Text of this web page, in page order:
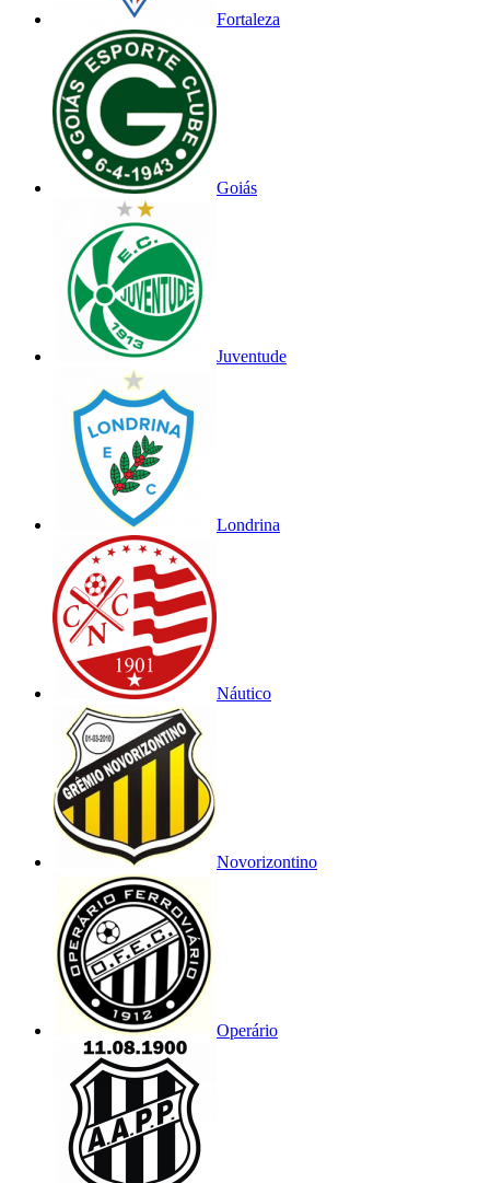
Fortaleza
Goiás
Juventude
Londrina
Náutico
Novorizontino
Operário